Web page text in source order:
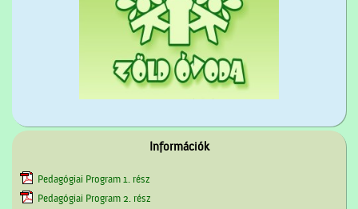
Információk
Pedagógiai Program 1. rész
Pedagógiai Program 2. rész